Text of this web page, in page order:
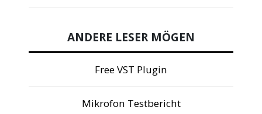
ANDERE LESER MÖGEN
Free VST Plugin
Mikrofon Testbericht